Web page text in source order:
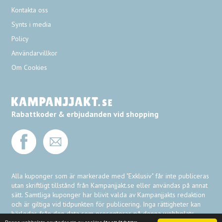
Kontakta oss
Synts i media
Policy
Användarvillkor
Om Cookies
Rabattkoder & erbjudanden vid shopping
Alla kuponger som är markerade med "Exklusiv" får inte publiceras
utan skriftligt tillstånd från Kampanjjakt.se eller användas på annat
sätt. Samtliga kuponger har blivit valda av Kampanjjakts redaktion
och är giltiga vid tidpunkten för publicering. Inga rättigheter kan
härledas från den data som presenteras på denna webbplats.